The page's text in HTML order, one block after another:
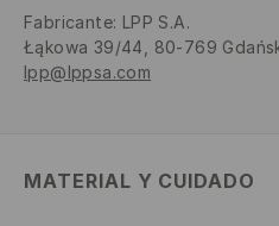
Fabricante: LPP S.A.
Łąkowa 39/44, 80-769
lpp@lppsa.com
MATERIAL Y CUIDADO